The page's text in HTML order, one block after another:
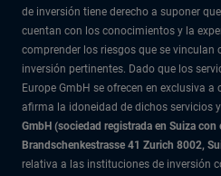
de inversión tiene derecho a suponer
cuentan con los conocimientos y la
comprender los riesgos que se vinculan
inversión pertinentes. Dado que los
Europe GmbH se ofrecen en exclusiva
afirma la idoneidad de dichos servicios
GmbH (sociedad registrada en Suiza
Brandschenkestrasse 41 Zurich 8002,
relativa a las instituciones de inversión